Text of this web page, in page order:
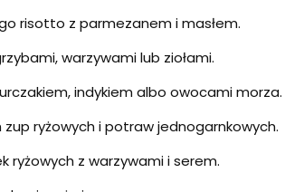
risotto z parmezanem i masłem.
warzywami lub ziołami.
indykiem albo owocami morza.
zup ryżowych i potraw jednogarnkowych.
ryżowych z warzywami i serem.